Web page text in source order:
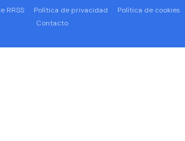
RRSS Política de privacidad
Política de cookies
Contacto